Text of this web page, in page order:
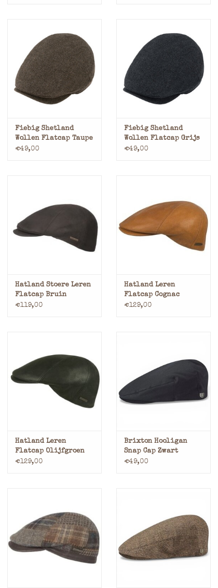
Fiebig Shetland
Wollen Flatcap Taupe
€49,00
Fiebig Shetland
Wollen Flatcap Grijs
€49,00
Hatland Stoere Leren
Flatcap Bruin
€119,00
Hatland Leren
Flatcap Cognac
€129,00
Hatland Leren
Flatcap Olijfgroen
€129,00
Brixton Hooligan
Snap Cap Zwart
€49,00